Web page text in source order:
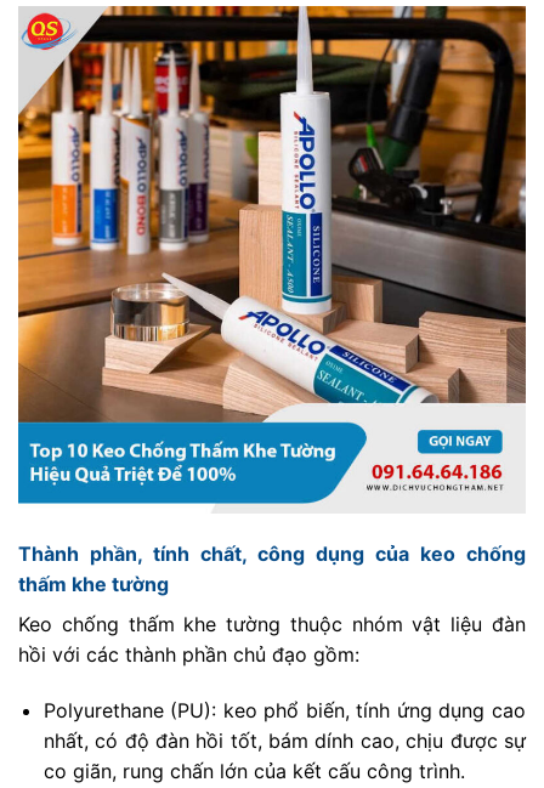
Thành phần, tính chất, công dụng của keo chống
thấm khe tường
Keo chống thấm khe tường thuộc nhóm vật liệu đàn
hồi với các thành phần chủ đạo gồm:
Polyurethane (PU): keo phổ biến, tính ứng dụng cao
nhất, có độ đàn hồi tốt, bám dính cao, chịu được sự
co giãn, rung chấn lớn của kết cấu công trình.